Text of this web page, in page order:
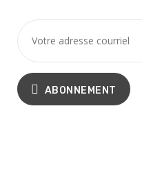
ABONNEMENT